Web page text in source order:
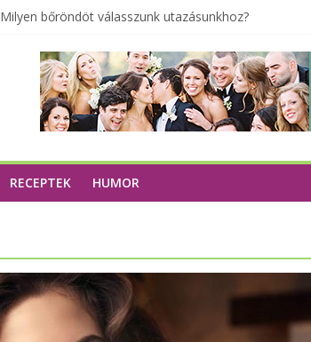
Milyen bőröndöt válasszunk utazásunkhoz?
Tartalék ajándék, amit szívesen megtartasz
Különleges tömörfa ládák Indiából
A zöld forradalom: A mosó- és parfümtermékek
RECEPTEK HUMOR